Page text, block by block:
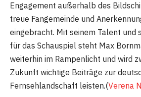
Engagement außerhalb des
treue Fangemeinde und
eingebracht. Mit seinem Talent und
für das Schauspiel steht Max
weiterhin im Rampenlicht und wird
Zukunft wichtige Beiträge zur
Fernsehlandschaft leisten.(Verena